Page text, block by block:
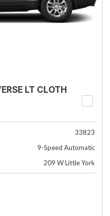
LT CLOTH
33823
9-Speed Automatic
209 W Little York